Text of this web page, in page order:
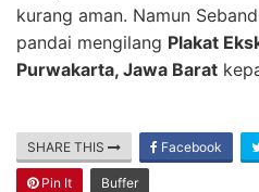
kurang aman. Namun
pandai mengilang Plakat
Purwakarta, Jawa Barat
SHARE THIS Facebook
Pin It Buffer